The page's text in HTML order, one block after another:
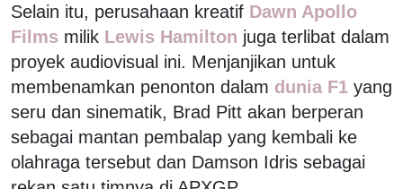
Selain itu, perusahaan kreatif Dawn Apollo
Films milik Lewis Hamilton juga terlibat dalam
proyek audiovisual ini. Menjanjikan untuk
membenamkan penonton dalam dunia F1 yang
seru dan sinematik, Brad Pitt akan berperan
sebagai mantan pembalap yang kembali ke
olahraga tersebut dan Damson Idris sebagai